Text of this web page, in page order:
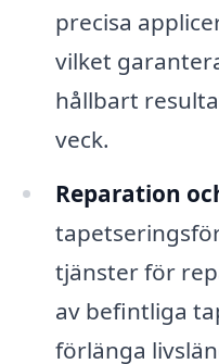
precisa
vilket
hållbart
veck.
Reparation
tjänster för
av befintliga
förlänga